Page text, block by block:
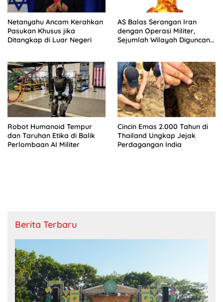
Netanyahu Ancam Kerahkan
Pasukan Khusus jika
Ditangkap di Luar Negeri
AS Balas Serangan Iran
dengan Operasi Militer,
Sejumlah Wilayah Diguncang
Robot Humanoid Tempur
dan Taruhan Etika di Balik
Perlombaan AI Militer
Cincin Emas 2.000 Tahun di
Thailand Ungkap Jejak
Perdagangan India
Berita Terbaru